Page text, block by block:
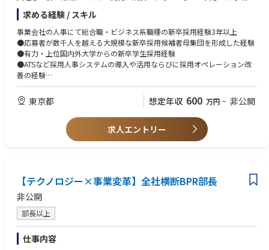
の醸成をリード頂きます。経営陣も巻き込みつつ、ご自身で裁量をもっ
て、高いレベルでの人材採用計画および実行を推進していただきます。
＜業務内容＞
● 求める人材に合わせた採用ビジョンと戦略の策定
● 採用プロセスの計画ならびに実行
- 年1サイクルならびに通年採用に合わせた採用プロセスの設計
どのイベント企画、リファラル採用促進など）
- 採用プロセス管理（面接官選定・研修、応募数・コンバージョン率に
基づくPDCA、候補者エンゲージメント、など）
- 内定者・内定承諾者のフォロー（入社前研修や各種イベント企画な
- 新卒研修の企画・実行
- 新卒社員のメンタリングやケア など
求める経験 / スキル
事業会社の人事にて総合職・ビジネス系職種の新卒採用経験3年以上
●応募者が数千人を越える大規模な新卒採用候補者母集団を形成した経験
●有力・上位国内外大学からの新卒学生採用経験
●ATSなど採用人事システムの導入や活用ならびに採用オペレーション改
善の経験
●新卒育成経験
●採用マーケットで活かせるマーケティング力、営業力、先んじて施策を
練る立案力
【求められる資質】
●データを活用してロジカルに業務の設計・現状把握・施策立案・実行が
●課題を分析し、その解決方法を自ら提案できること
●人を巻き込みリードし、チームスタッフを育てられること
●オペレーション改善を意識し、量・スピード・質を担保し業務を進めら
れること
●優秀な学生をアトラクトできる人的な魅力とコミュニケーション能力
東京都 想定年収 600 万円 ~ 非公開
求人エントリー
【テクノロジー×事業変革】全社横断BPR部長
非公開
部長以上
仕事内容